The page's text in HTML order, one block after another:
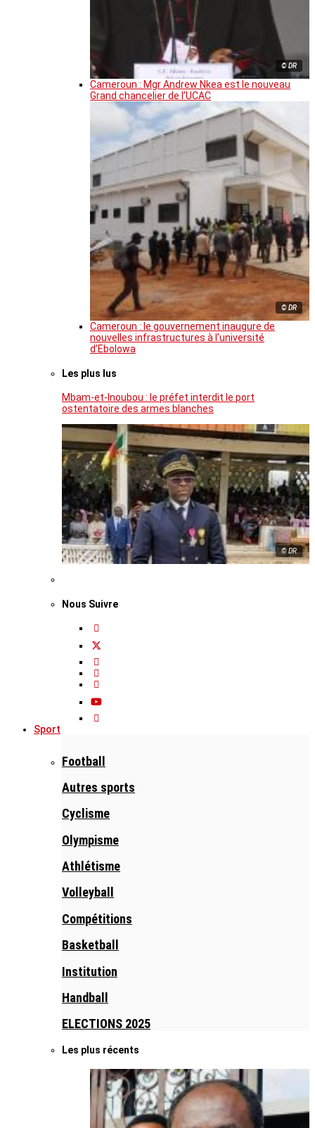
© DR
Cameroun : Mgr Andrew Nkea est le nouveau
Grand chancelier de l’UCAC
© DR
Cameroun : le gouvernement inaugure de
nouvelles infrastructures à l’université
d’Ebolowa
Les plus lus
Mbam-et-Inoubou : le préfet interdit le port
ostentatoire des armes blanches
© DR
Nous Suivre
Sport
Football
Autres sports
Cyclisme
Olympisme
Athlétisme
Volleyball
Compétitions
Basketball
Institution
Handball
ELECTIONS 2025
Les plus récents